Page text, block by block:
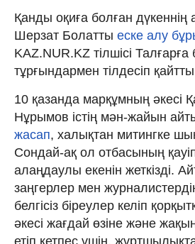
Қанды оқиға болған
Шерзат Болатты еске алу
KAZ.NUR.KZ тілшісі
тұрғындармен тілдесіп
10 қазанда марқұмның әкесі
Нұрымов істің мән-жайын
жасап, халықтан митингке
Сондай-ақ ол отбасының
алаңдаулы екенін жеткізді.
заңгерлер мен
белгісіз біреулер келіп
әкесі жағдай өзіне және
етіп кетпес үшін,